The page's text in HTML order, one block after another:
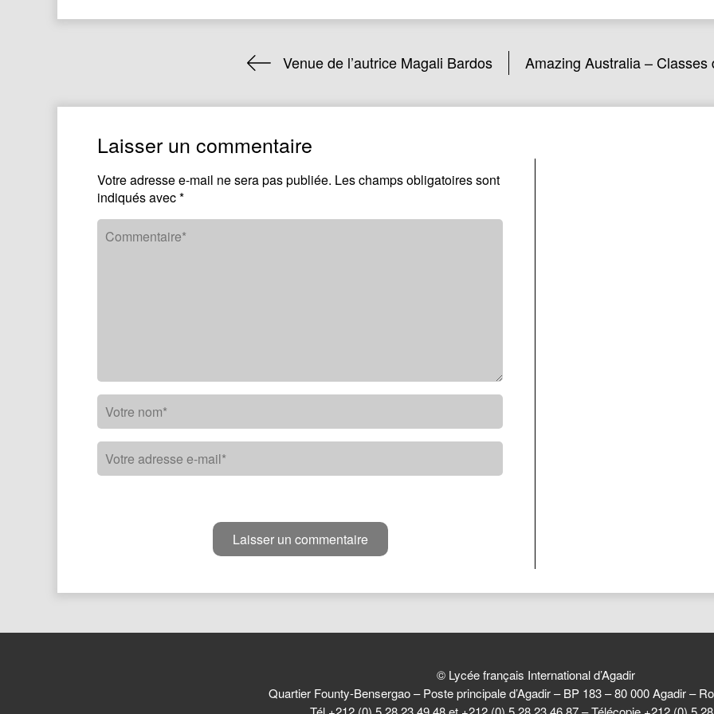
Venue de l’autrice Magali Bardos Amazing Australia – Classes
Laisser un commentaire
Votre adresse e-mail ne sera pas publiée. Les champs obligatoires sont
indiqués avec*
© Lycée français International d’Agadir
Quartier Founty-Bensergao – Poste principale d’Agadir – BP 183 – 80 000 Agadir –